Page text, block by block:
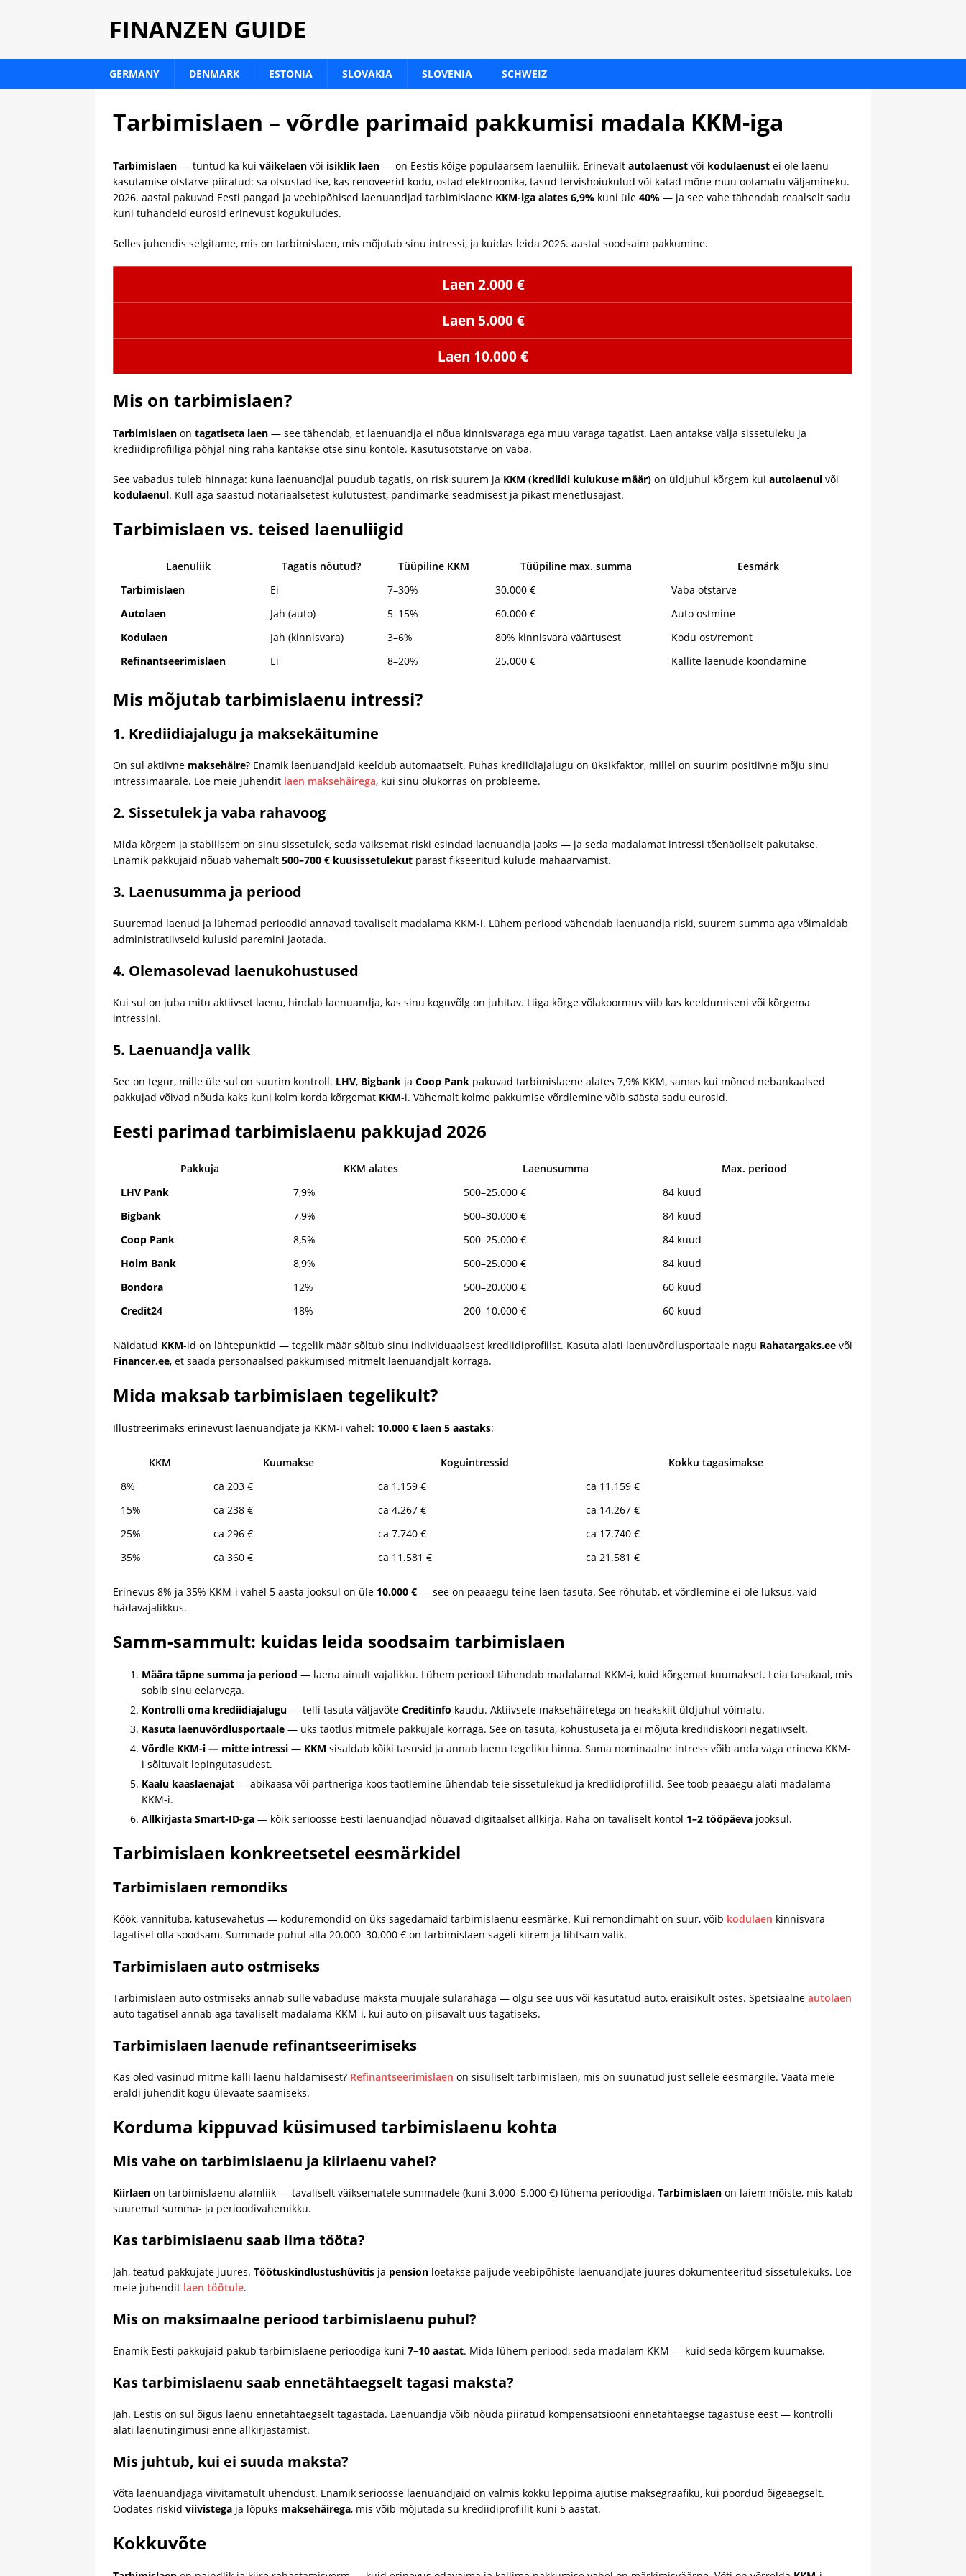
FINANZEN GUIDE
GERMANY DENMARK ESTONIA SLOVAKIA SLOVENIA SCHWEIZ
Tarbimislaen – võrdle parimaid pakkumisi madala KKM-iga
Tarbimislaen — tuntud ka kui väikelaen või isiklik laen — on Eestis kõige populaarsem laenuliik. Erinevalt autolaenust või kodulaenust ei ole laenu
kasutamise otstarve piiratud: sa otsustad ise, kas renoveerid kodu, ostad elektroonika, tasud tervishoiukulud või katad mõne muu ootamatu väljamineku.
2026. aastal pakuvad Eesti pangad ja veebipõhised laenuandjad tarbimislaene KKM-iga alates 6,9% kuni üle 40% — ja see vahe tähendab reaalselt sadu
kuni tuhandeid eurosid erinevust kogukuludes.
Selles juhendis selgitame, mis on tarbimislaen, mis mõjutab sinu intressi, ja kuidas leida 2026. aastal soodsaim pakkumine.
Laen 2.000 €
Laen 5.000 €
Laen 10.000 €
Mis on tarbimislaen?
Tarbimislaen on tagatiseta laen — see tähendab, et laenuandja ei nõua kinnisvaraga ega muu varaga tagatist. Laen antakse välja sissetuleku ja
krediidiprofiiliga põhjal ning raha kantakse otse sinu kontole. Kasutusotstarve on vaba.
See vabadus tuleb hinnaga: kuna laenuandjal puudub tagatis, on risk suurem ja KKM (krediidi kulukuse määr) on üldjuhul kõrgem kui autolaenul või
kodulaenul. Küll aga säästud notariaalsetest kulutustest, pandimärke seadmisest ja pikast menetlusajast.
Tarbimislaen vs. teised laenuliigid
Laenuliik Tagatis nõutud? Tüüpiline KKM Tüüpiline max. summa
Eesmärk
Tarbimislaen
Ei 7–30% 30.000 €
Vaba otstarve
Autolaen
Jah (auto) 5–15% 60.000 €
Auto ostmine
Kodulaen
Jah (kinnisvara) 3–6% 80% kinnisvara väärtusest
Kodu ost/remont
Refinantseerimislaen
Ei 8–20% 25.000 € Kallite laenude koondamine
Mis mõjutab tarbimislaenu intressi?
1. Krediidiajalugu ja maksekäitumine
On sul aktiivne maksehäire? Enamik laenuandjaid keeldub automaatselt. Puhas krediidiajalugu on üksikfaktor, millel on suurim positiivne mõju sinu
intressimäärale. Loe meie juhendit laen maksehäirega, kui sinu olukorras on probleeme.
2. Sissetulek ja vaba rahavoog
Mida kõrgem ja stabiilsem on sinu sissetulek, seda väiksemat riski esindad laenuandja jaoks — ja seda madalamat intressi tõenäoliselt pakutakse.
Enamik pakkujaid nõuab vähemalt 500–700 € kuusissetulekut pärast fikseeritud kulude mahaarvamist.
3. Laenusumma ja periood
Suuremad laenud ja lühemad perioodid annavad tavaliselt madalama KKM-i. Lühem periood vähendab laenuandja riski, suurem summa aga võimaldab
administratiivseid kulusid paremini jaotada.
4. Olemasolevad laenukohustused
Kui sul on juba mitu aktiivset laenu, hindab laenuandja, kas sinu koguvõlg on juhitav. Liiga kõrge võlakoormus viib kas keeldumiseni või kõrgema
intressini.
5. Laenuandja valik
See on tegur, mille üle sul on suurim kontroll. LHV, Bigbank ja Coop Pank pakuvad tarbimislaene alates 7,9% KKM, samas kui mõned nebankaalsed
pakkujad võivad nõuda kaks kuni kolm korda kõrgemat KKM-i. Vähemalt kolme pakkumise võrdlemine võib säästa sadu eurosid.
Eesti parimad tarbimislaenu pakkujad 2026
Pakkuja KKM alates Laenusumma
Max. periood
LHV Pank
7,9% 500–25.000 €
84 kuud
Bigbank
7,9% 500–30.000 €
84 kuud
Coop Pank
8,5% 500–25.000 €
84 kuud
Holm Bank
8,9% 500–25.000 €
84 kuud
Bondora
12% 500–20.000 €
60 kuud
Credit24
18% 200–10.000 € 60 kuud
Näidatud KKM-id on lähtepunktid — tegelik määr sõltub sinu individuaalsest krediidiprofiilst. Kasuta alati laenuvõrdlusportaale nagu Rahatargaks.ee või
Financer.ee, et saada personaalsed pakkumised mitmelt laenuandjalt korraga.
Mida maksab tarbimislaen tegelikult?
Illustreerimaks erinevust laenuandjate ja KKM-i vahel: 10.000 € laen 5 aastaks:
KKM Kuumakse Koguintressid
Kokku tagasimakse
8%
ca 203 € ca 1.159 €
ca 11.159 €
15%
ca 238 € ca 4.267 €
ca 14.267 €
25%
ca 296 € ca 7.740 €
ca 17.740 €
35%
ca 360 € ca 11.581 € ca 21.581 €
Erinevus 8% ja 35% KKM-i vahel 5 aasta jooksul on üle 10.000 € — see on peaaegu teine laen tasuta. See rõhutab, et võrdlemine ei ole luksus, vaid
hädavajalikkus.
Samm-sammult: kuidas leida soodsaim tarbimislaen
Määra täpne summa ja periood — laena ainult vajalikku. Lühem periood tähendab madalamat KKM-i, kuid kõrgemat kuumakset. Leia tasakaal, mis
sobib sinu eelarvega.
Kontrolli oma krediidiajalugu — telli tasuta väljavõte Creditinfo kaudu. Aktiivsete maksehäiretega on heakskiit üldjuhul võimatu.
Kasuta laenuvõrdlusportaale — üks taotlus mitmele pakkujale korraga. See on tasuta, kohustuseta ja ei mõjuta krediidiskoori negatiivselt.
Võrdle KKM-i — mitte intressi — KKM sisaldab kõiki tasusid ja annab laenu tegeliku hinna. Sama nominaalne intress võib anda väga erineva KKM-
i sõltuvalt lepingutasudest.
Kaalu kaaslaenajat — abikaasa või partneriga koos taotlemine ühendab teie sissetulekud ja krediidiprofiilid. See toob peaaegu alati madalama
KKM-i.
Allkirjasta Smart-ID-ga — kõik serioosse Eesti laenuandjad nõuavad digitaalset allkirja. Raha on tavaliselt kontol 1–2 tööpäeva jooksul.
Tarbimislaen konkreetsetel eesmärkidel
Tarbimislaen remondiks
Köök, vannituba, katusevahetus — koduremondid on üks sagedamaid tarbimislaenu eesmärke. Kui remondimaht on suur, võib kodulaen kinnisvara
tagatisel olla soodsam. Summade puhul alla 20.000–30.000 € on tarbimislaen sageli kiirem ja lihtsam valik.
Tarbimislaen auto ostmiseks
Tarbimislaen auto ostmiseks annab sulle vabaduse maksta müüjale sularahaga — olgu see uus või kasutatud auto, eraisikult ostes. Spetsiaalne autolaen
auto tagatisel annab aga tavaliselt madalama KKM-i, kui auto on piisavalt uus tagatiseks.
Tarbimislaen laenude refinantseerimiseks
Kas oled väsinud mitme kalli laenu haldamisest? Refinantseerimislaen on sisuliselt tarbimislaen, mis on suunatud just sellele eesmärgile. Vaata meie
eraldi juhendit kogu ülevaate saamiseks.
Korduma kippuvad küsimused tarbimislaenu kohta
Mis vahe on tarbimislaenu ja kiirlaenu vahel?
Kiirlaen on tarbimislaenu alamliik — tavaliselt väiksematele summadele (kuni 3.000–5.000 €) lühema perioodiga. Tarbimislaen on laiem mõiste, mis katab
suuremat summa- ja perioodivahemikku.
Kas tarbimislaenu saab ilma tööta?
Jah, teatud pakkujate juures. Töötuskindlustushüvitis ja pension loetakse paljude veebipõhiste laenuandjate juures dokumenteeritud sissetulekuks. Loe
meie juhendit laen töötule.
Mis on maksimaalne periood tarbimislaenu puhul?
Enamik Eesti pakkujaid pakub tarbimislaene perioodiga kuni 7–10 aastat. Mida lühem periood, seda madalam KKM — kuid seda kõrgem kuumakse.
Kas tarbimislaenu saab ennetähtaegselt tagasi maksta?
Jah. Eestis on sul õigus laenu ennetähtaegselt tagastada. Laenuandja võib nõuda piiratud kompensatsiooni ennetähtaegse tagastuse eest — kontrolli
alati laenutingimusi enne allkirjastamist.
Mis juhtub, kui ei suuda maksta?
Võta laenuandjaga viivitamatult ühendust. Enamik serioosse laenuandjaid on valmis kokku leppima ajutise maksegraafiku, kui pöördud õigeaegselt.
Oodates riskid viivistega ja lõpuks maksehäirega, mis võib mõjutada su krediidiprofiilit kuni 5 aastat.
Kokkuvõte